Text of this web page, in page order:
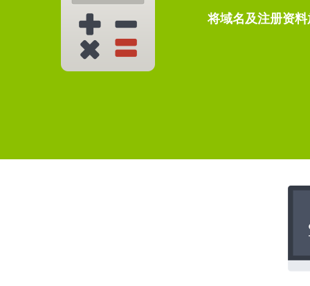
将域名及注册资